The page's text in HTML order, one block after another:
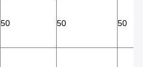
50 50 50